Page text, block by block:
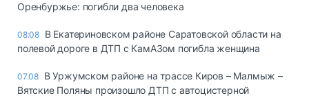
Оренбуржье: погибли два человека
08:08 В Екатериновском районе Саратовской области на
полевой дороге в ДТП с КамАЗом погибла женщина
07.08 В Уржумском районе на трассе Киров – Малмыж –
Вятские Поляны произошло ДТП с автоцистерной